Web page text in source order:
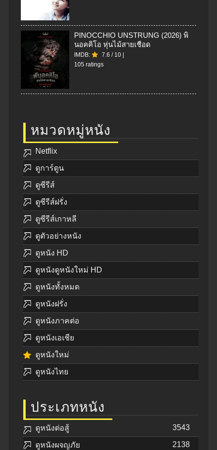
PINOCCHIO UNSTRUNG (2026) พิ
นอคคิโอ หุ่นไม้สายเชือด
IMDB: 7.6 / 10
105 ratings
หมวดหมู่หนัง
Netflix
ดูการ์ตูน
ดูซีรีส์
ดูซีรีส์ฝรั่ง
ดูซีรีส์เกาหลี
ดูตัวอย่างหนัง
ดูหนัง HD
ดูหนังดูหนังใหม่ HD
ดูหนังทั้งหมด
ดูหนังฝรั่ง
ดูหนังภาคต่อ
ดูหนังเอเชีย
ดูหนังใหม่
ดูหนังไทย
ประเภทหนัง
ดูหนังต่อสู้ 3543
ดูหนังผจญภัย 2138